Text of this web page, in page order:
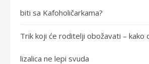
biti sa Kafoholičarkama?
Trik koji će roditelji obožavati – kako
lizalica ne lepi svuda